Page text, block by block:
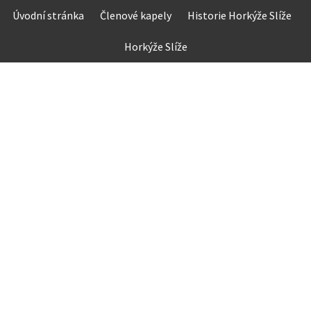
Skip
Úvodní stránka Členové kapely Historie Horkýže Slíže
Horkýže Slíže